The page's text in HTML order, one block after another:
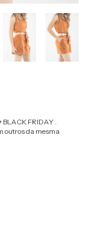
FRIDAY .
outros da mesma